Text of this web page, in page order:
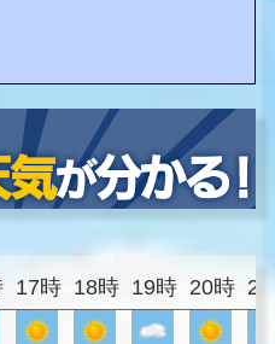
17時 18時 19時 20時